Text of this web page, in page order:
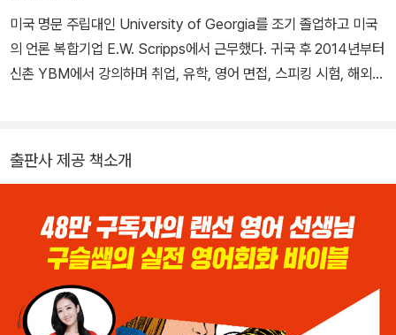
미국 명문 주립대인 University of Georgia를 조기 졸업하고 미국
의 언론 복합기업 E.W. Scripps에서 근무했다. 귀국 후 2014년부터
신촌 YBM에서 강의하며 취업, 유학, 영어 면접, 스피킹 시험, 해외여
전 강의 노하우를 바탕으로 만든 그녀의 영상은 군더더기 없는 깔끔
로 써먹을 수 있는 유용한 네이티브 표현, 그리고 귀에 쏙쏙 꽂히는 전
달력으로 ‘한 번도 못 본 사람은 있어도 한 번만 본 사람은 없는’ 명강
의로 입소문을 탔고 어느새 그는 48만 구독자의 랜선 영어 선생님이
되었다. “업무상 영어를 사용할 일이 많은데, 도움 많이 받고 있습니
다!” ”흔치 않으면서 실제 네이티브가 쓰는 표현을 알려줘서 좋습니
출판사 제공 책소개